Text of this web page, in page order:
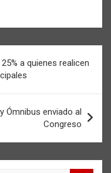
a quienes realicen
Ómnibus enviado al
Congreso